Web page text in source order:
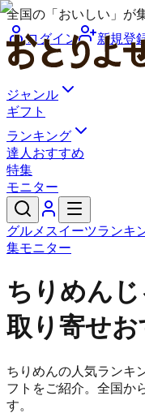
全国の「おいしい」が
ログイン
新規登
ジャンル
ギフト
ランキング
達人おすすめ
特集
モニター
グルメ スイーツランキ
集モニター
ちりめん
取り寄せ
ちりめんの人気ランキ
フトをご紹介。全国か
す。